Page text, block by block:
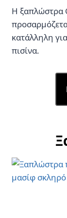
Η ξαπλώστρα
κατάλληλη
πισίνα.